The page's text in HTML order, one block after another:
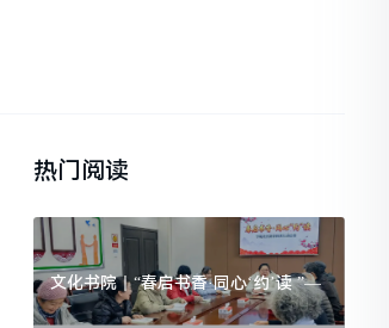
热门阅读
文化书院丨“春启书香·同心‘约’读 ”—